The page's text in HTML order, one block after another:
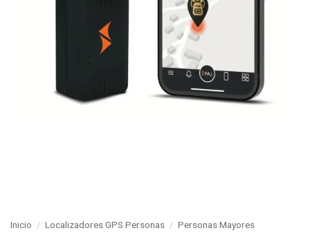
Inicio / Localizadores GPS Personas / Personas Mayores